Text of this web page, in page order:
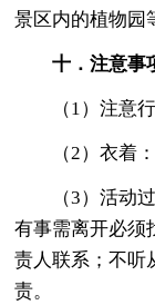
景区内的植物园
十．注意事
（1）注意
（2）衣着
（3）活动
有事需离开必须
责人联系；不听
责。